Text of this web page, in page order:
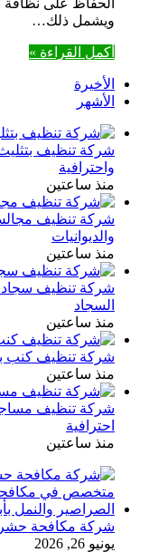
ويشمل ذلك…
أكمل القراءة »
الأخيرة
الأشهر
شركة تنظيف
واحترافية
منذ ساعتين
شركة تنظيف
والديوانيات
منذ ساعتين
شركة تنظيف سجاد
السجاد
منذ ساعتين
شركة تنظيف كنب
منذ ساعتين
شركة تنظيف
احترافية
منذ ساعتين
شركة مكافحة
يونيو 26, 2026